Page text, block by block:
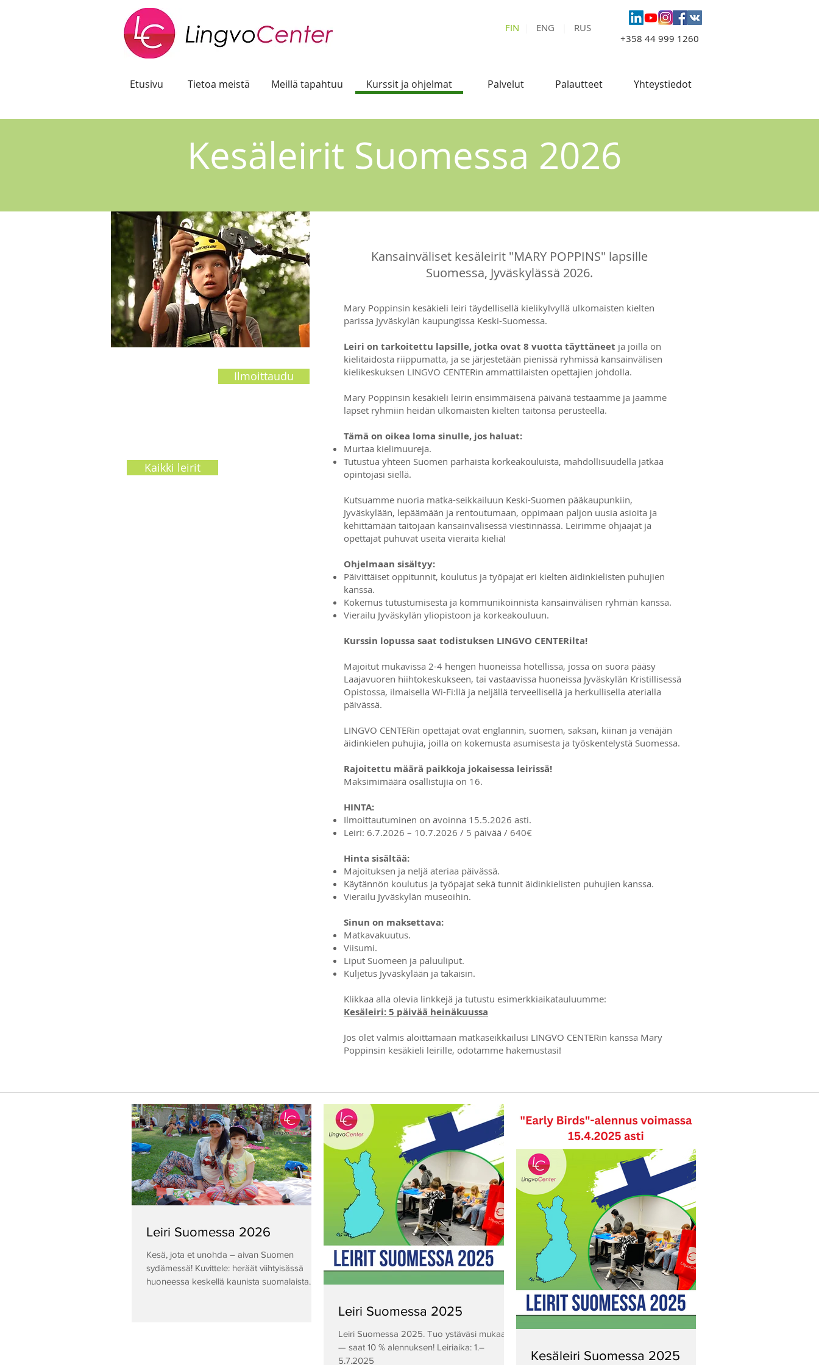
+358 44 999 1260
FIN ENG RUS
Etusivu Tietoa meistä Meillä tapahtuu Kurssit ja ohjelmat Palvelut Palautteet Yhteystiedot
Kesäleirit Suomessa 2026
Ilmoittaudu
Kaikki leirit
Kansainväliset kesäleirit "MARY POPPINS" lapsille
Suomessa, Jyväskylässä 2026.
Mary Poppinsin kesäkieli leiri täydellisellä kielikylvyllä ulkomaisten kielten
parissa Jyväskylän kaupungissa Keski-Suomessa.
Leiri on tarkoitettu lapsille, jotka ovat 8 vuotta täyttäneet ja joilla on
kielitaidosta riippumatta, ja se järjestetään pienissä ryhmissä kansainvälisen
kielikeskuksen LINGVO CENTERin ammattilaisten opettajien johdolla.
Mary Poppinsin kesäkieli leirin ensimmäisenä päivänä testaamme ja jaamme
lapset ryhmiin heidän ulkomaisten kielten taitonsa perusteella.
Tämä on oikea loma sinulle, jos haluat:
Murtaa kielimuureja.
Tutustua yhteen Suomen parhaista korkeakouluista, mahdollisuudella jatkaa
opintojasi siellä.
Kutsuamme nuoria matka-seikkailuun Keski-Suomen pääkaupunkiin,
Jyväskylään, lepäämään ja rentoutumaan, oppimaan paljon uusia asioita ja
kehittämään taitojaan kansainvälisessä viestinnässä. Leirimme ohjaajat ja
opettajat puhuvat useita vieraita kieliä!
Ohjelmaan sisältyy:
Päivittäiset oppitunnit, koulutus ja työpajat eri kielten äidinkielisten puhujien
kanssa.
Kokemus tutustumisesta ja kommunikoinnista kansainvälisen ryhmän kanssa.
Vierailu Jyväskylän yliopistoon ja korkeakouluun.
Kurssin lopussa saat todistuksen LINGVO CENTERilta!
Majoitut mukavissa 2-4 hengen huoneissa hotellissa, jossa on suora pääsy
Laajavuoren hiihtokeskukseen, tai vastaavissa huoneissa Jyväskylän Kristillisessä
Opistossa, ilmaisella Wi-Fi:llä ja neljällä terveellisellä ja herkullisella aterialla
päivässä.
LINGVO CENTERin opettajat ovat englannin, suomen, saksan, kiinan ja venäjän
äidinkielen puhujia, joilla on kokemusta asumisesta ja työskentelystä Suomessa.
Rajoitettu määrä paikkoja jokaisessa leirissä!
Maksimimäärä osallistujia on 16.
HINTA:
Ilmoittautuminen on avoinna 15.5.2026 asti.
Leiri: 6.7.2026 – 10.7.2026 / 5 päivää / 640€
Hinta sisältää:
Majoituksen ja neljä ateriaa päivässä.
Käytännön koulutus ja työpajat sekä tunnit äidinkielisten puhujien kanssa.
Vierailu Jyväskylän museoihin.
Sinun on maksettava:
Matkavakuutus.
Viisumi.
Liput Suomeen ja paluuliput.
Kuljetus Jyväskylään ja takaisin.
Klikkaa alla olevia linkkejä ja tutustu esimerkkiaikatauluumme:
Kesäleiri: 5 päivää heinäkuussa
Jos olet valmis aloittamaan matkaseikkailusi LINGVO CENTERin kanssa Mary
Poppinsin kesäkieli leirille, odotamme hakemustasi!
Leiri Suomessa 2026
Kesä, jota et unohda – aivan Suomen
sydämessä! Kuvittele: heräät viihtyisässä
huoneessa keskellä kaunista suomalaista
Leiri Suomessa 2025
Leiri Suomessa 2025. Tuo ystäväsi mukaan
— saat 10 % alennuksen! Leiriaika: 1.–
5.7.2025
Kesäleiri Suomessa 2025